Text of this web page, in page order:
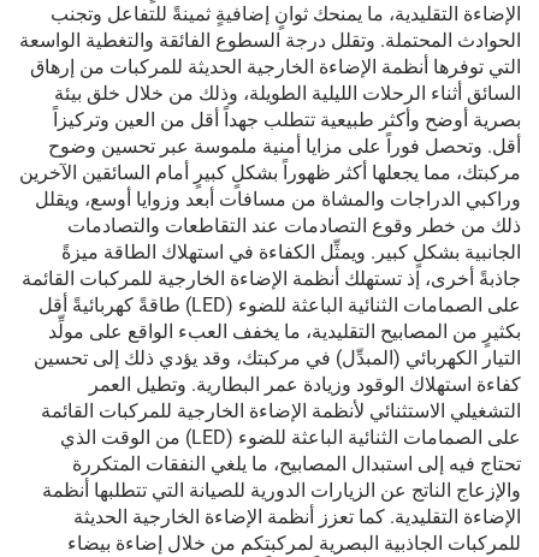
الإضاءة التقليدية، ما يمنحك ثوانٍ إضافيةٍ ثمينةً للتفاعل وتجنب
الحوادث المحتملة. وتقلل درجة السطوع الفائقة والتغطية الواسعة
التي توفرها أنظمة الإضاءة الخارجية الحديثة للمركبات من إرهاق
السائق أثناء الرحلات الليلية الطويلة، وذلك من خلال خلق بيئة
بصرية أوضح وأكثر طبيعية تتطلب جهداً أقل من العين وتركيزاً
أقل. وتحصل فوراً على مزايا أمنية ملموسة عبر تحسين وضوح
مركبتك، مما يجعلها أكثر ظهوراً بشكلٍ كبيرٍ أمام السائقين الآخرين
وراكبي الدراجات والمشاة من مسافات أبعد وزوايا أوسع، ويقلل
ذلك من خطر وقوع التصادمات عند التقاطعات والتصادمات
الجانبية بشكلٍ كبير. ويمثِّل الكفاءة في استهلاك الطاقة ميزةً
جاذبةً أخرى، إذ تستهلك أنظمة الإضاءة الخارجية للمركبات القائمة
على الصمامات الثنائية الباعثة للضوء (LED) طاقةً كهربائيةً أقل
بكثيرٍ من المصابيح التقليدية، ما يخفف العبء الواقع على مولِّد
التيار الكهربائي (المبدِّل) في مركبتك، وقد يؤدي ذلك إلى تحسين
كفاءة استهلاك الوقود وزيادة عمر البطارية. وتطيل العمر
التشغيلي الاستثنائي لأنظمة الإضاءة الخارجية للمركبات القائمة
على الصمامات الثنائية الباعثة للضوء (LED) من الوقت الذي
تحتاج فيه إلى استبدال المصابيح، ما يلغي النفقات المتكررة
والإزعاج الناتج عن الزيارات الدورية للصيانة التي تتطلبها أنظمة
الإضاءة التقليدية. كما تعزز أنظمة الإضاءة الخارجية الحديثة
للمركبات الجاذبية البصرية لمركبتكم من خلال إضاءة بيضاء